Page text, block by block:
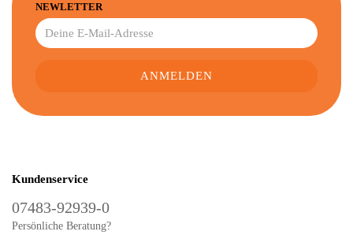
NEWLETTER
Kundenservice
07483-92939-0
Persönliche Beratung?